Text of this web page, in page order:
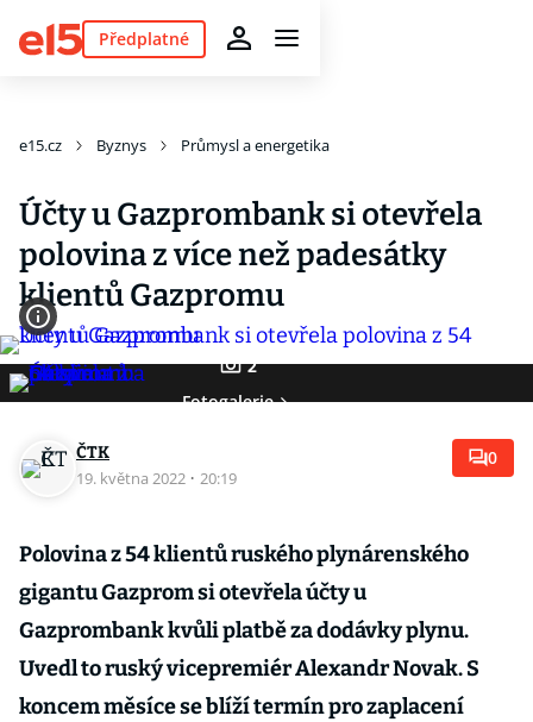
Předplatné
e15.cz Byznys Průmysl a energetika
Účty u Gazprombank si otevřela
polovina z více než padesátky
klientů Gazpromu
2
Fotogalerie
ČTK
19. května 2022 · 20:19
0
Polovina z 54 klientů ruského plynárenského
gigantu Gazprom si otevřela účty u
Gazprombank kvůli platbě za dodávky plynu.
Uvedl to ruský vicepremiér Alexandr Novak. S
koncem měsíce se blíží termín pro zaplacení